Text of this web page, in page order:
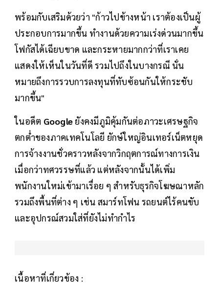
พร้อมกับเสริมด้วยว่า "ก้าวไปข้างหน้า เราต้องเป็นผู้
ประกอบการมากขึ้น ทำงานด้วยความเร่งด่วนมากขึ้น
โฟกัสได้เฉียบขาด และกระหายมากกว่าที่เราเคย
แสดงให้เห็นในวันที่ดี รวมไปถึงในบางกรณี นั่น
หมายถึงการรวบการลงทุนที่ทับซ้อนกันให้กระชับ
มากขึ้น"
ในอดีต Google ยังคงมีภูมิคุ้มกันต่อภาวะเศรษฐกิจ
ตกต่ำของภาคเทคโนโลยี ยักษ์ใหญ่อินเทอร์เน็ตหยุด
การจ้างงานชั่วคราวหลังจากวิกฤตการณ์ทางการเงิน
เมื่อกว่าทศวรรษที่แล้ว แต่หลังจากนั้นได้เพิ่ม
พนักงานใหม่เข้ามาเรื่อย ๆ สำหรับธุรกิจโฆษณาหลัก
รวมถึงพื้นที่ต่าง ๆ เช่น สมาร์ทโฟน รถยนต์ไร้คนขับ
และอุปกรณ์สวมใส่ที่ยังไม่ทำกำไร
เนื้อหาที่เกี่ยวข้อง :